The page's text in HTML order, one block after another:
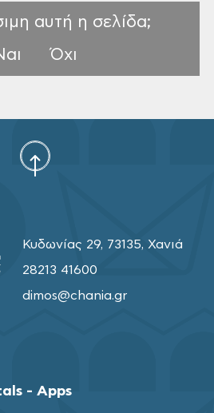
αυτή η σελίδα;
Όχι
Κυδωνίας 29, 73135, Χανιά
28213 41600
dimos@chania.gr
- Apps